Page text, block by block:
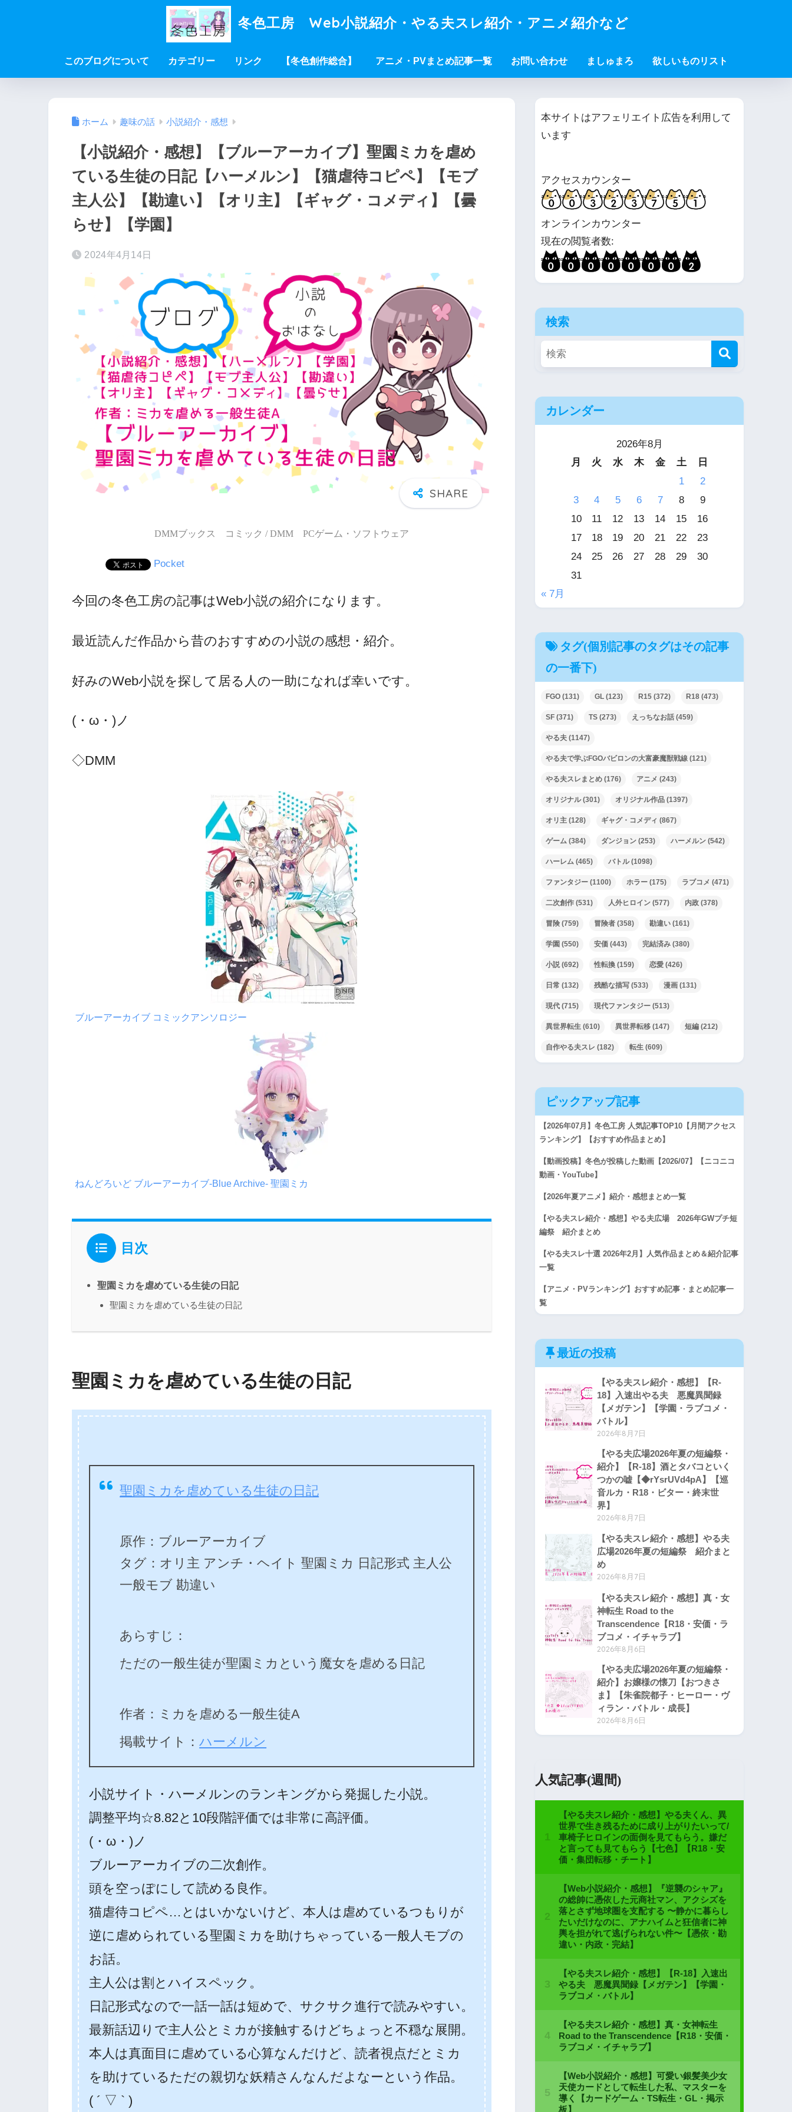
冬色工房 Web小説紹介・やる夫スレ紹介・アニメ紹介など
このブログについて カテゴリー リンク 【冬色創作総合】 アニメ・PVまとめ記事一覧 お問い合わせ ましゅまろ 欲しいものリスト
ホーム 趣味の話 小説紹介・感想
【小説紹介・感想】【ブルーアーカイブ】聖園ミカを虐め
ている生徒の日記【ハーメルン】【猫虐待コピペ】【モブ
主人公】【勘違い】【オリ主】【ギャグ・コメディ】【曇
らせ】【学園】
2024年4月14日
DMMブックス コミック / DMM PCゲーム・ソフトウェア
Pocket
今回の冬色工房の記事はWeb小説の紹介になります。
最近読んだ作品から昔のおすすめの小説の感想・紹介。
好みのWeb小説を探して居る人の一助になれば幸いです。
(・ω・)ノ
◇DMM
ブルーアーカイブ コミックアンソロジー
ねんどろいど ブルーアーカイブ-Blue Archive- 聖園ミカ
目次
聖園ミカを虐めている生徒の日記
聖園ミカを虐めている生徒の日記
聖園ミカを虐めている生徒の日記
聖園ミカを虐めている生徒の日記
原作：ブルーアーカイブ
タグ：オリ主 アンチ・ヘイト 聖園ミカ 日記形式 主人公
一般モブ 勘違い
あらすじ：
ただの一般生徒が聖園ミカという魔女を虐める日記
作者：ミカを虐める一般生徒A
掲載サイト：ハーメルン
小説サイト・ハーメルンのランキングから発掘した小説。
調整平均☆8.82と10段階評価では非常に高評価。
(・ω・)ノ
ブルーアーカイブの二次創作。
頭を空っぽにして読める良作。
猫虐待コピペ…とはいかないけど、本人は虐めているつもりが
逆に虐められている聖園ミカを助けちゃっている一般人モブの
お話。
主人公は割とハイスペック。
日記形式なので一話一話は短めで、サクサク進行で読みやすい。
最新話辺りで主人公とミカが接触するけどちょっと不穏な展開。
本人は真面目に虐めている心算なんだけど、読者視点だとミカ
を助けているただの親切な妖精さんなんだよなーという作品。
( ´ ▽ ` )
本サイトはアフェリエイト広告を利用して
います
アクセスカウンター
オンラインカウンター
現在の閲覧者数:
検索
カレンダー
2026年8月
月
火 水 木 金 土
日
1
2
3
4 5 6 7 8
9
10
11 12 13 14 15
16
17
18 19 20 21 22
23
24
25 26 27 28 29
30
31
« 7月
タグ(個別記事のタグはその記事
の一番下)
FGO (131) GL (123) R15 (372) R18 (473)
SF (371) TS (273) えっちなお話 (459)
やる夫 (1147)
やる夫で学ぶFGOバビロンの大富豪魔獣戦線 (121)
やる夫スレまとめ (176) アニメ (243)
オリジナル(301) オリジナル作品 (1397)
オリ主 (128) ギャグ・コメディ (867)
ゲーム (384) ダンジョン (253) ハーメルン (542)
ハーレム (465) バトル(1098)
ファンタジー (1100) ホラー (175) ラブコメ (471)
二次創作 (531) 人外ヒロイン (577) 内政 (378)
冒険 (759) 冒険者 (358) 勘違い (161)
学園 (550) 安価 (443) 完結済み (380)
小説(692) 性転換 (159) 恋愛 (426)
日常 (132) 残酷な描写 (533) 漫画 (131)
現代 (715) 現代ファンタジー (513)
異世界転生 (610) 異世界転移 (147) 短編 (212)
自作やる夫スレ (182) 転生 (609)
ピックアップ記事
【2026年07月】冬色工房 人気記事TOP10【月間アクセス
ランキング】【おすすめ作品まとめ】
【動画投稿】冬色が投稿した動画【2026/07】【ニコニコ
動画・YouTube】
【2026年夏アニメ】紹介・感想まとめ一覧
【やる夫スレ紹介・感想】やる夫広場 2026年GWプチ短
編祭 紹介まとめ
【やる夫スレ十選 2026年2月】人気作品まとめ＆紹介記事
一覧
【アニメ・PVランキング】おすすめ記事・まとめ記事一
覧
最近の投稿
【やる夫スレ紹介・感想】【R-
18】入速出やる夫 悪魔異聞録
【メガテン】【学園・ラブコメ・
バトル】
2026年8月7日
【やる夫広場2026年夏の短編祭・
紹介】【R-18】酒とタバコといく
つかの嘘【◆rYsrUVd4pA】【巡
音ルカ・R18・ビター・終末世
界】
2026年8月7日
【やる夫スレ紹介・感想】やる夫
広場2026年夏の短編祭 紹介まと
め
2026年8月7日
【やる夫スレ紹介・感想】真・女
神転生 Road to the
Transcendence【R18・安価・ラ
ブコメ・イチャラブ】
2026年8月6日
【やる夫広場2026年夏の短編祭・
紹介】お嬢様の懐刀【おつきさ
ま】【朱雀院都子・ヒーロー・ヴ
ィラン・バトル・成長】
2026年8月6日
人気記事(週間)